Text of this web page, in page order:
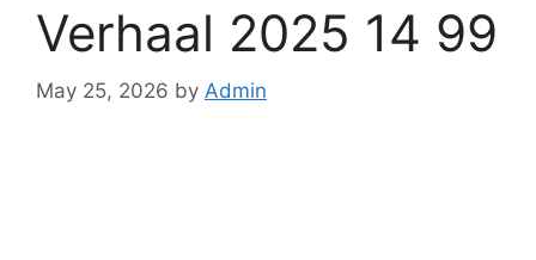
Verhaal 2025 14 99
May 25, 2026 by Admin